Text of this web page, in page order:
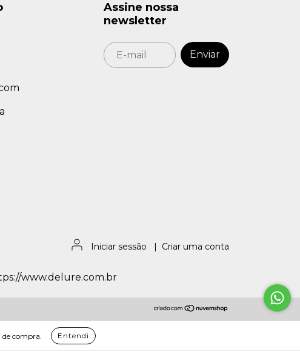
compra. Entendi
Assine nossa
newsletter
Iniciar sessão | Criar uma conta
www.delure.com.br